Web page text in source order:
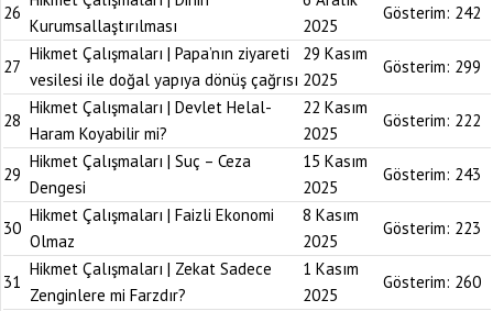
26
Kurumsallaştırılması
2025
Gösterim: 242
27
Hikmet Çalışmaları | Papa’nın ziyareti
vesilesi ile doğal yapıya dönüş çağrısı
29 Kasım
2025
Gösterim: 299
28
Hikmet Çalışmaları | Devlet Helal-
Haram Koyabilir mi?
22 Kasım
2025
Gösterim: 222
29
Hikmet Çalışmaları | Suç – Ceza
Dengesi
15 Kasım
2025
Gösterim: 243
30
Hikmet Çalışmaları | Faizli Ekonomi
Olmaz
8 Kasım
2025
Gösterim: 223
31
Hikmet Çalışmaları | Zekat Sadece
Zenginlere mi Farzdır?
1 Kasım
2025
Gösterim: 260